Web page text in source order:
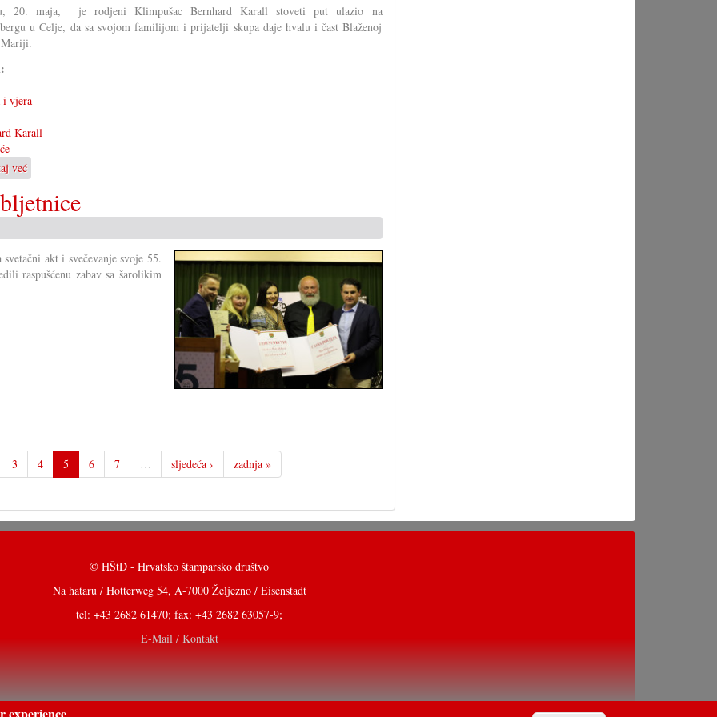
20. maja, je rodjeni Klimpušac Bernhard Karall stoveti put ulazio na
u Celje, da sa svojom familijom i prijatelji skupa daje hvalu i čast Blaženoj
i vjera
Karall
već
Jubilarno
stoveto
shodišće
akt i svečevanje svoje 55.
raspušćenu zabav sa šarolikim
3 4 5 6 7 … sljedeća › zadnja »
© HŠtD - Hrvatsko štamparsko društvo
Na hataru / Hotterweg 54, A-7000 Željezno / Eisenstadt
tel: +43 2682 61470; fax: +43 2682 63057-9;
E-Mail / Kontakt